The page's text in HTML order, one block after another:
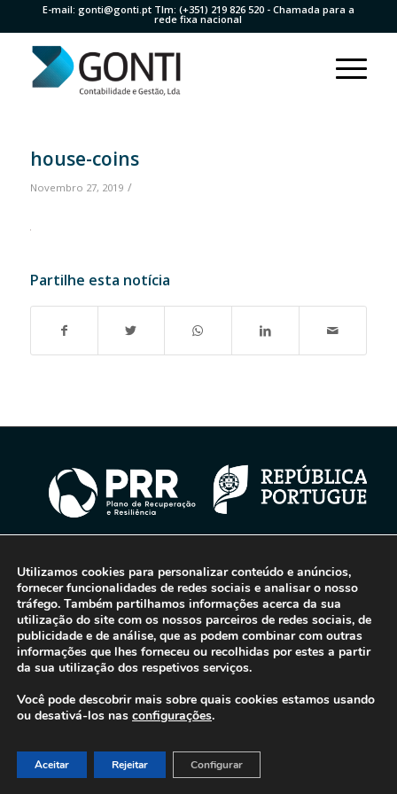
E-mail: gonti@gonti.ptTlm: (+351) 219 826 520- Chamada para a
rede fixa nacional
house-coins
Novembro 27, 2019 /
Partilhe esta notícia
© 2016-2026 - Gonti Contabilidade e Gestão -Política de Privacidade
Livro de Reclamações
Utilizamos cookies para personalizar conteúdo e anúncios,
fornecer funcionalidades de redes sociais e analisar o nosso
tráfego. Também partilhamos informações acerca da sua
utilização do site com os nossos parceiros de redes sociais, de
publicidade e de análise, que as podem combinar com outras
informações que lhes forneceu ou recolhidas por estes a partir
da sua utilização dos respetivos serviços.
Você pode descobrir mais sobre quais cookies estamos usando
ou desativá-los nas configurações.
Aceitar Rejeitar Configurar